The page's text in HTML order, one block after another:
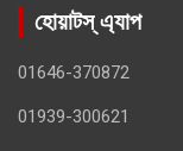
হোয়াটস্ এ্যাপ
01646-370872
01939-300621